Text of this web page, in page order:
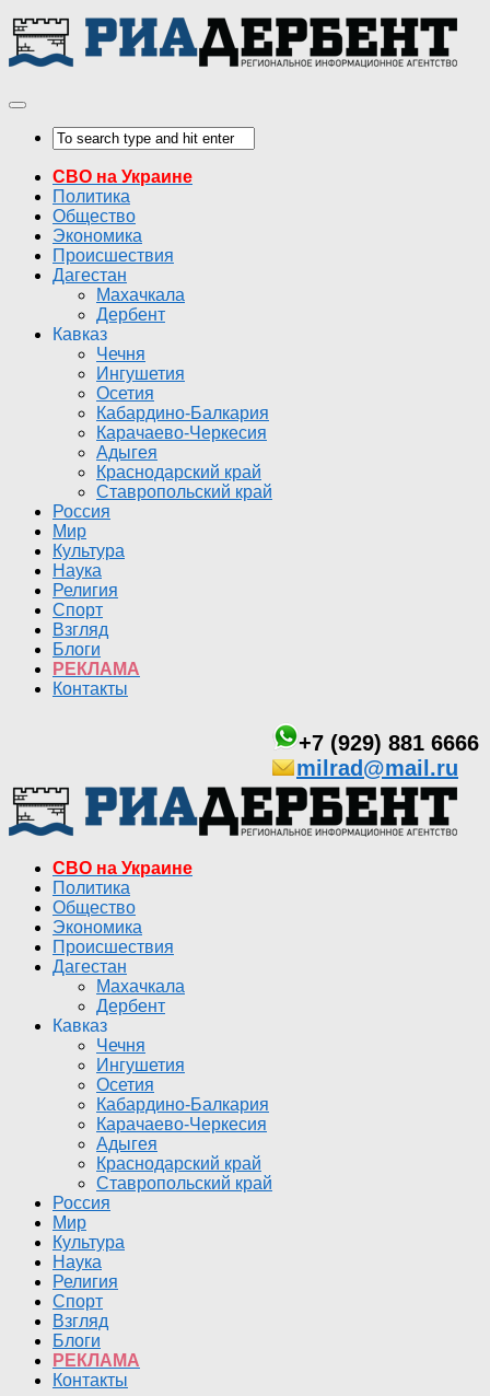
СВО на Украине
Политика
Общество
Экономика
Происшествия
Дагестан
Махачкала
Дербент
Кавказ
Чечня
Ингушетия
Осетия
Кабардино-Балкария
Карачаево-Черкесия
Адыгея
Краснодарский край
Ставропольский край
Россия
Мир
Культура
Наука
Религия
Спорт
Взгляд
Блоги
РЕКЛАМА
Контакты
+7 (929) 881 6666
milrad@mail.ru
СВО на Украине
Политика
Общество
Экономика
Происшествия
Дагестан
Махачкала
Дербент
Кавказ
Чечня
Ингушетия
Осетия
Кабардино-Балкария
Карачаево-Черкесия
Адыгея
Краснодарский край
Ставропольский край
Россия
Мир
Культура
Наука
Религия
Спорт
Взгляд
Блоги
РЕКЛАМА
Контакты